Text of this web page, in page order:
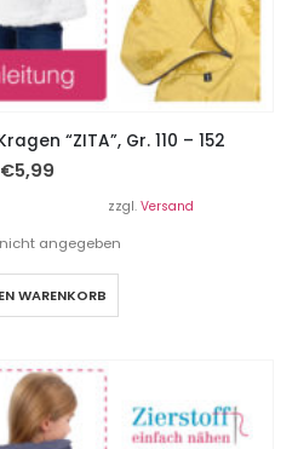
“ZITA”, Gr. 110 – 152
€5,99
zzgl. Versand
nicht angegeben
WARENKORB